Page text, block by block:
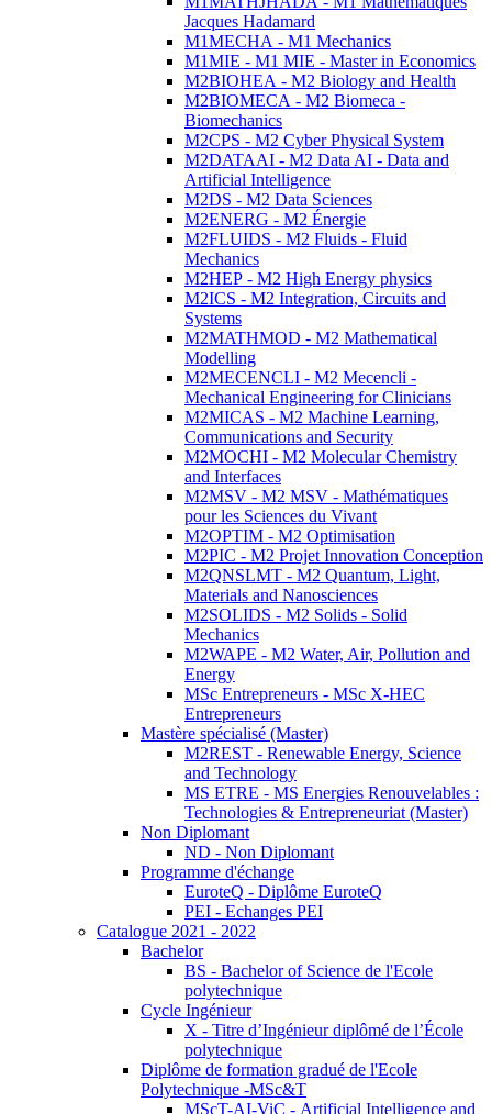
Jacques Hadamard
M1MECHA - M1 Mechanics
M1MIE - M1 MIE - Master in Economics
M2BIOHEA - M2 Biology and Health
M2BIOMECA - M2 Biomeca -
Biomechanics
M2CPS - M2 Cyber Physical System
M2DATAAI - M2 Data AI - Data and
Artificial Intelligence
M2DS - M2 Data Sciences
M2ENERG - M2 Énergie
M2FLUIDS - M2 Fluids - Fluid
Mechanics
M2HEP - M2 High Energy physics
M2ICS - M2 Integration, Circuits and
Systems
M2MATHMOD - M2 Mathematical
Modelling
M2MECENCLI - M2 Mecencli -
Mechanical Engineering for Clinicians
M2MICAS - M2 Machine Learning,
Communications and Security
M2MOCHI - M2 Molecular Chemistry
and Interfaces
M2MSV - M2 MSV - Mathématiques
pour les Sciences du Vivant
M2OPTIM - M2 Optimisation
M2PIC - M2 Projet Innovation Conception
M2QNSLMT - M2 Quantum, Light,
Materials and Nanosciences
M2SOLIDS - M2 Solids - Solid
Mechanics
M2WAPE - M2 Water, Air, Pollution and
Energy
MSc Entrepreneurs - MSc X-HEC
Entrepreneurs
Mastère spécialisé (Master)
M2REST - Renewable Energy, Science
and Technology
MS ETRE - MS Energies Renouvelables :
Technologies & Entrepreneuriat (Master)
Non Diplomant
ND - Non Diplomant
Programme d'échange
EuroteQ - Diplôme EuroteQ
PEI - Echanges PEI
Catalogue 2021 - 2022
Bachelor
BS - Bachelor of Science de l'Ecole
polytechnique
Cycle Ingénieur
X - Titre d’Ingénieur diplômé de l’École
polytechnique
Diplôme de formation gradué de l'Ecole
Polytechnique -MSc&T
MScT-AI-ViC - Artificial Intelligence and